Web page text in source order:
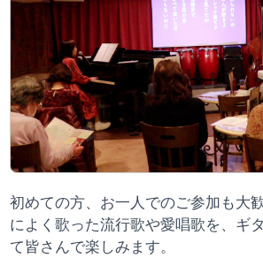
初めての方、お一人でのご参加も大
によく歌った流行歌や愛唱歌を、ギ
て皆さんで楽しみます。